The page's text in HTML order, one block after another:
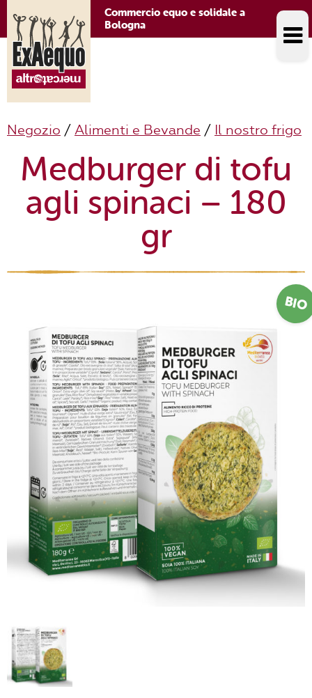
Commercio equo e solidale a
Bologna
Negozio / Alimenti e Bevande / Il nostro frigo
Medburger di tofu
agli spinaci – 180
gr
BIO